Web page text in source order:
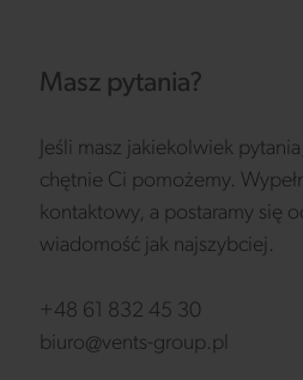
Masz pytania?
Jeśli masz jakiekolwiek
chętnie Ci pomożemy.
kontaktowy, a postaramy się
wiadomość jak najszybciej.
+48 61 832 45 30
biuro@vents-group.pl